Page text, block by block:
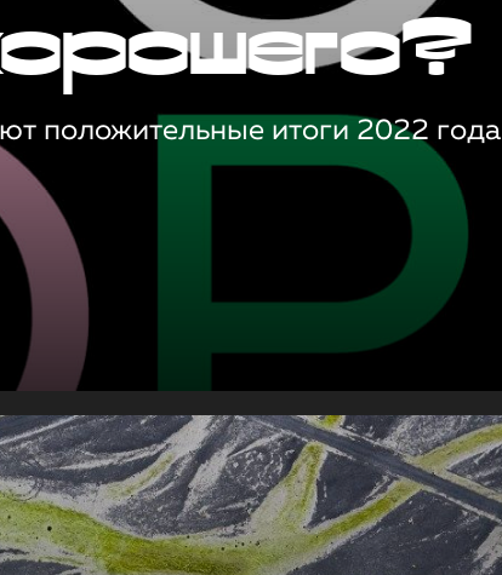
положительные итоги 2022 года